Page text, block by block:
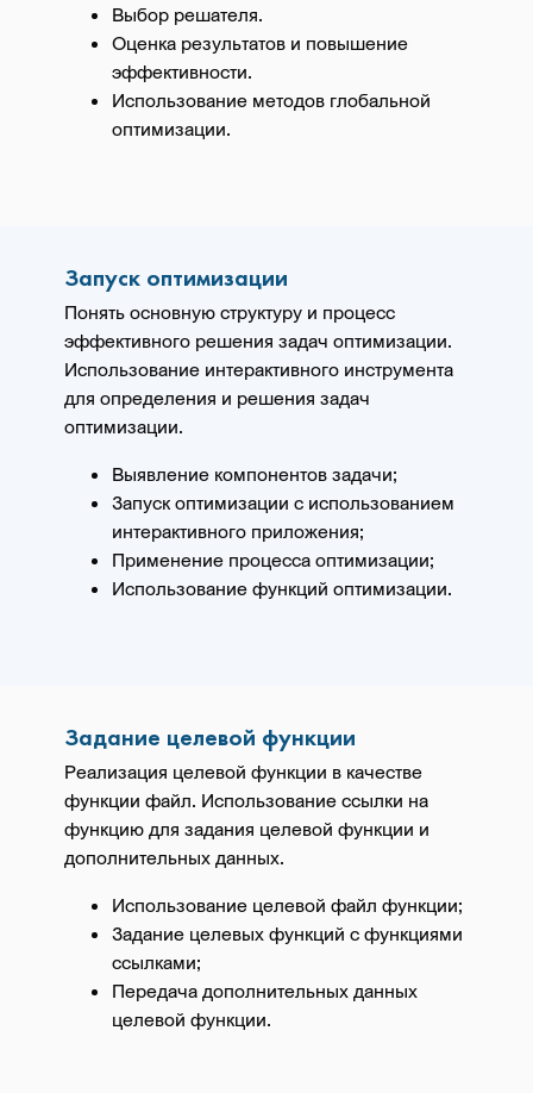
Выбор решателя.
Оценка результатов и повышение
эффективности.
Использование методов глобальной
оптимизации.
Запуск оптимизации
Понять основную структуру и процесс
эффективного решения задач оптимизации.
Использование интерактивного инструмента
для определения и решения задач
оптимизации.
Выявление компонентов задачи;
Запуск оптимизации с использованием
интерактивного приложения;
Применение процесса оптимизации;
Использование функций оптимизации.
Задание целевой функции
Реализация целевой функции в качестве
функции файл. Использование ссылки на
функцию для задания целевой функции и
дополнительных данных.
Использование целевой файл функции;
Задание целевых функций с функциями
ссылками;
Передача дополнительных данных
целевой функции.